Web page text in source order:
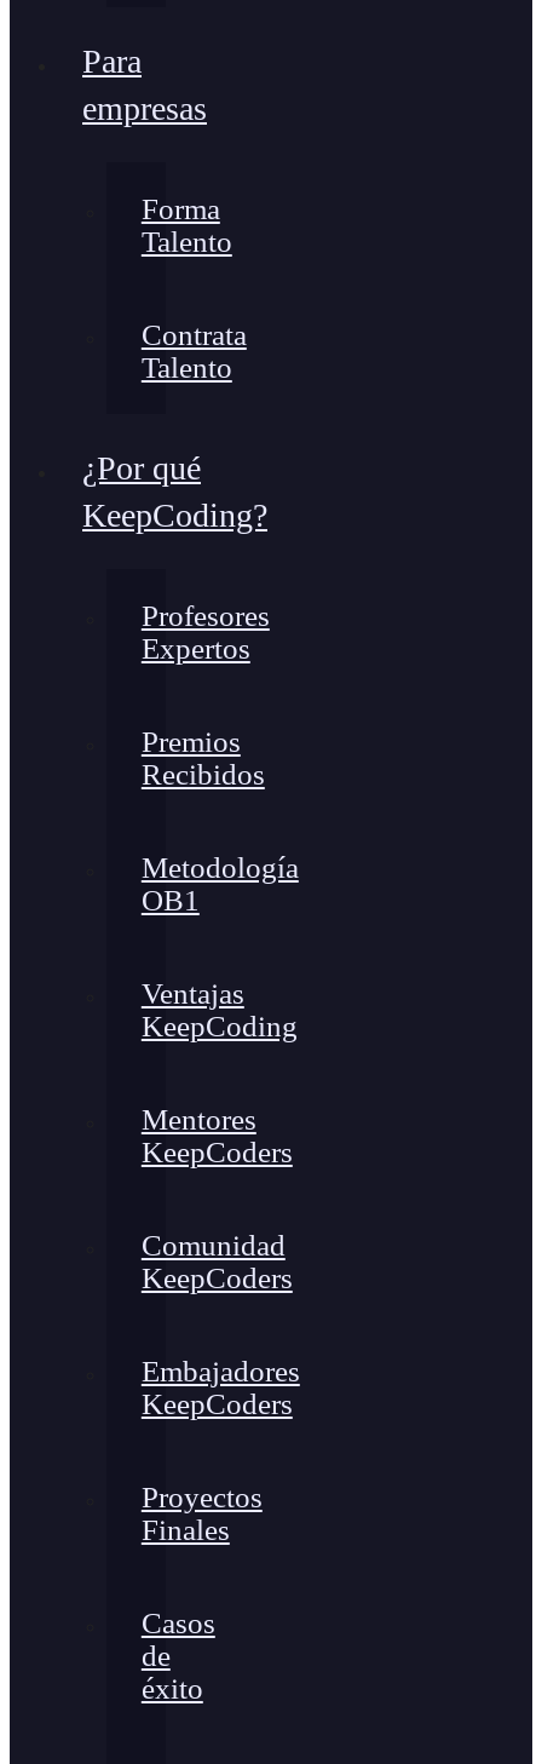
Para
empresas
Forma
Talento
Contrata
Talento
¿Por qué
KeepCoding?
Profesores
Expertos
Premios
Recibidos
Metodología
OB1
Ventajas
KeepCoding
Mentores
KeepCoders
Comunidad
KeepCoders
Embajadores
KeepCoders
Proyectos
Finales
Casos
de
éxito